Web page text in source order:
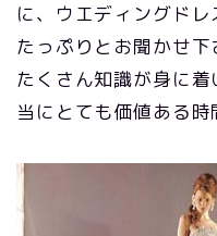
に、ウエディングド
たっぷりとお聞かせ下
たくさん知識が身に
当にとても価値ある